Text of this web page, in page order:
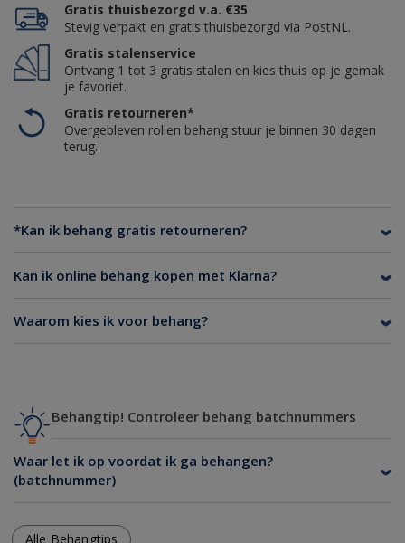
Gratis thuisbezorgd v.a. €35
Stevig verpakt en gratis thuisbezorgd via PostNL.
Gratis stalenservice
Ontvang 1 tot 3 gratis stalen en kies thuis op je gemak
je favoriet.
Gratis retourneren*
Overgebleven rollen behang stuur je binnen 30 dagen
terug.
*Kan ik behang gratis retourneren?
Kan ik online behang kopen met Klarna?
Waarom kies ik voor behang?
Behangtip! Controleer behang batchnummers
Waar let ik op voordat ik ga behangen?
(batchnummer)
Alle Behangtips